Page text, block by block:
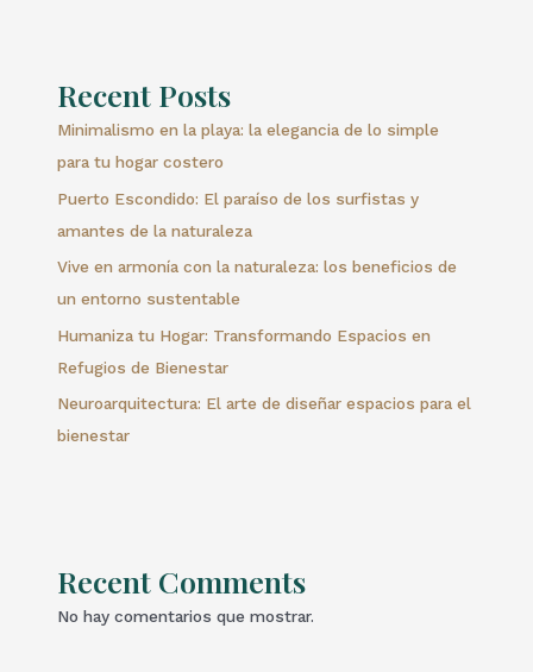
Recent Posts
Minimalismo en la playa: la elegancia de lo simple
para tu hogar costero
Puerto Escondido: El paraíso de los surfistas y
amantes de la naturaleza
Vive en armonía con la naturaleza: los beneficios de
un entorno sustentable
Humaniza tu Hogar: Transformando Espacios en
Refugios de Bienestar
Neuroarquitectura: El arte de diseñar espacios para el
bienestar
Recent Comments
No hay comentarios que mostrar.